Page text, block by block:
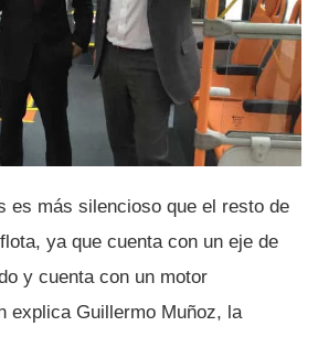
es más silencioso que el resto de
ya que cuenta con un eje de
y cuenta con un motor
explica Guillermo Muñoz, la